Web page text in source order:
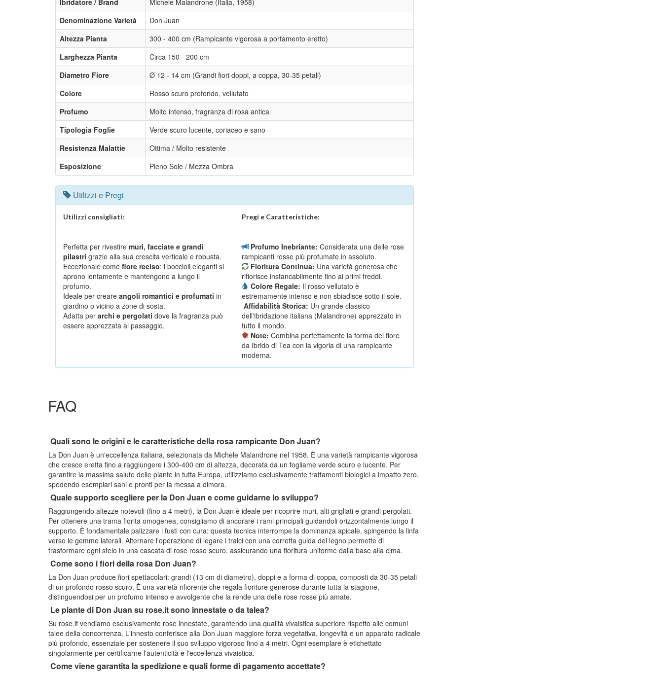
Ibridatore / Brand
Michele Malandrone (Italia, 1958)
Denominazione Varietà
Don Juan
Altezza Pianta
300 - 400 cm (Rampicante vigorosa a portamento eretto)
Larghezza Pianta
Circa 150 - 200 cm
Diametro Fiore
Ø 12 - 14 cm (Grandi fiori doppi, a coppa, 30-35 petali)
Colore
Rosso scuro profondo, vellutato
Profumo
Molto intenso, fragranza di rosa antica
Tipologia Foglie
Verde scuro lucente, coriaceo e sano
Resistenza Malattie
Ottima / Molto resistente
Esposizione
Pieno Sole / Mezza Ombra
Utilizzi e Pregi
Utilizzi consigliati:
Perfetta per rivestire muri, facciate e grandi
pilastri grazie alla sua crescita verticale e robusta.
Eccezionale come fiore reciso: i boccioli eleganti si
aprono lentamente e mantengono a lungo il
profumo.
Ideale per creare angoli romantici e profumati in
giardino o vicino a zone di sosta.
Adatta per archi e pergolati dove la fragranza può
essere apprezzata al passaggio.
Pregi e Caratteristiche:
Profumo Inebriante: Considerata una delle rose
rampicanti rosse più profumate in assoluto.
Fioritura Continua: Una varietà generosa che
rifiorisce instancabilmente fino ai primi freddi.
Colore Regale: Il rosso vellutato è
estremamente intenso e non sbiadisce sotto il sole.
Affidabilità Storica: Un grande classico
dell'ibridazione italiana (Malandrone) apprezzato in
tutto il mondo.
Note: Combina perfettamente la forma del fiore
da Ibrido di Tea con la vigoria di una rampicante
moderna.
FAQ
Quali sono le origini e le caratteristiche della rosa rampicante Don Juan?
La Don Juan è un'eccellenza italiana, selezionata da Michele Malandrone nel 1958. È una varietà rampicante vigorosa
che cresce eretta fino a raggiungere i 300-400 cm di altezza, decorata da un fogliame verde scuro e lucente. Per
garantire la massima salute delle piante in tutta Europa, utilizziamo esclusivamente trattamenti biologici a impatto zero,
spedendo esemplari sani e pronti per la messa a dimora.
Quale supporto scegliere per la Don Juan e come guidarne lo sviluppo?
Raggiungendo altezze notevoli (fino a 4 metri), la Don Juan è ideale per ricoprire muri, alti grigliati e grandi pergolati.
Per ottenere una trama fiorita omogenea, consigliamo di ancorare i rami principali guidandoli orizzontalmente lungo il
supporto. È fondamentale palizzare i fusti con cura: questa tecnica interrompe la dominanza apicale, spingendo la linfa
verso le gemme laterali. Alternare l'operazione di legare i tralci con una corretta guida del legno permette di
trasformare ogni stelo in una cascata di rose rosso scuro, assicurando una fioritura uniforme dalla base alla cima.
Come sono i fiori della rosa Don Juan?
La Don Juan produce fiori spettacolari: grandi (13 cm di diametro), doppi e a forma di coppa, composti da 30-35 petali
di un profondo rosso scuro. È una varietà rifiorente che regala fioriture generose durante tutta la stagione,
distinguendosi per un profumo intenso e avvolgente che la rende una delle rose rosse più amate.
Le piante di Don Juan su rose.it sono innestate o da talea?
Su rose.it vendiamo esclusivamente rose innestate, garantendo una qualità vivaistica superiore rispetto alle comuni
talee della concorrenza. L'innesto conferisce alla Don Juan maggiore forza vegetativa, longevità e un apparato radicale
più profondo, essenziale per sostenere il suo sviluppo vigoroso fino a 4 metri. Ogni esemplare è etichettato
singolarmente per certificarne l'autenticità e l'eccellenza vivaistica.
Come viene garantita la spedizione e quali forme di pagamento accettate?